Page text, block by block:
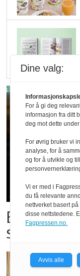
Dine valg:
For å gi deg
informasjon fra ditt
deg mot dette
For øvrig bruker vi
analyse, for å
og for å utvikle og
Vi er med i
du få relevante
nettverket basert
disse nettstedene.
Fagpressen.no.
Avvis alle